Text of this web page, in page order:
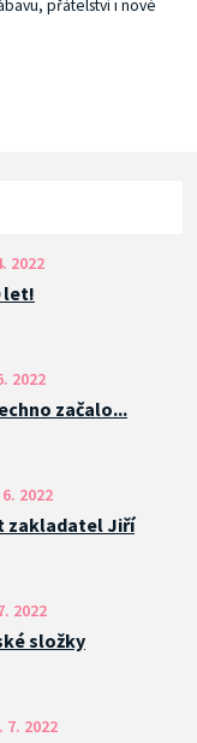
přátelství i nové
2022
let!
2022
začalo...
2022
zakladatel Jiří
2022
složky
7. 2022